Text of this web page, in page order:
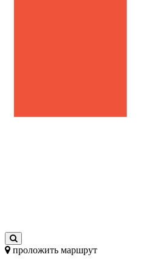
проложить маршрут